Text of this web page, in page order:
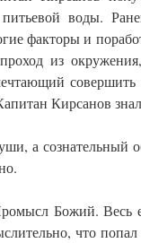
воды.
факторы и
из
совершить
Кирсанов
а сознательный
Божий. Весь
что